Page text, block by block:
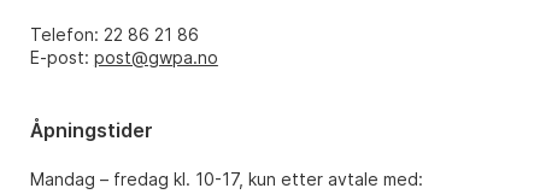
Telefon: 22 86 21 86
E-post: post@gwpa.no
Åpningstider
Mandag – fredag kl. 10-17, kun etter avtale med: